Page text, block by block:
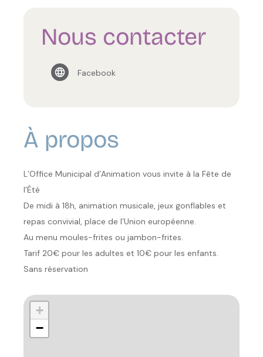
Nous contacter
Facebook
À propos
L’Office Municipal d’Animation vous invite à la Fête de
l’Été
De midi à 18h, animation musicale, jeux gonflables et
repas convivial, place de l’Union européenne.
Au menu moules-frites ou jambon-frites.
Tarif 20€ pour les adultes et 10€ pour les enfants.
Sans réservation
+
−